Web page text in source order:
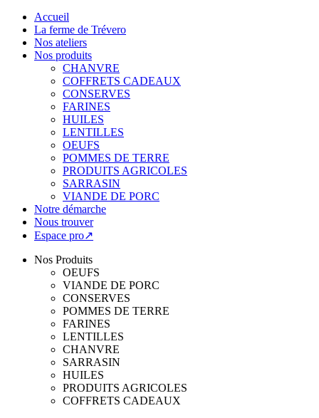
Accueil
La ferme de Trévero
Nos ateliers
Nos produits
CHANVRE
COFFRETS CADEAUX
CONSERVES
FARINES
HUILES
LENTILLES
OEUFS
POMMES DE TERRE
PRODUITS AGRICOLES
SARRASIN
VIANDE DE PORC
Notre démarche
Nous trouver
Espace pro↗
Nos Produits
OEUFS
VIANDE DE PORC
CONSERVES
POMMES DE TERRE
FARINES
LENTILLES
CHANVRE
SARRASIN
HUILES
PRODUITS AGRICOLES
COFFRETS CADEAUX